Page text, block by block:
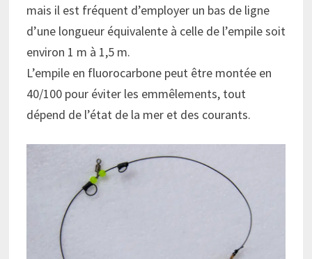
mais il est fréquent d’employer un bas de ligne
d’une longueur équivalente à celle de l’empile soit
environ 1 m à 1,5 m.
L’empile en fluorocarbone peut être montée en
40/100 pour éviter les emmêlements, tout
dépend de l’état de la mer et des courants.